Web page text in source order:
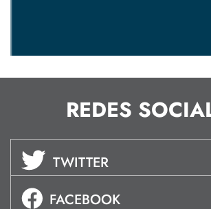
REDES
TWITTER
FACEBOOK